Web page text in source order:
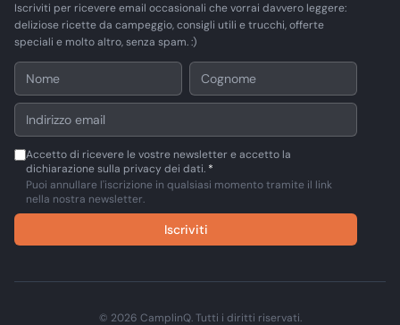
Iscriviti per ricevere email occasionali che vorrai davvero leggere:
deliziose ricette da campeggio, consigli utili e trucchi, offerte
speciali e molto altro, senza spam. :)
Accetto di ricevere le vostre newsletter e accetto la
dichiarazione sulla privacy dei dati. *
Puoi annullare l'iscrizione in qualsiasi momento tramite il link
nella nostra newsletter.
Iscriviti
© 2026 CamplinQ. Tutti i diritti riservati.